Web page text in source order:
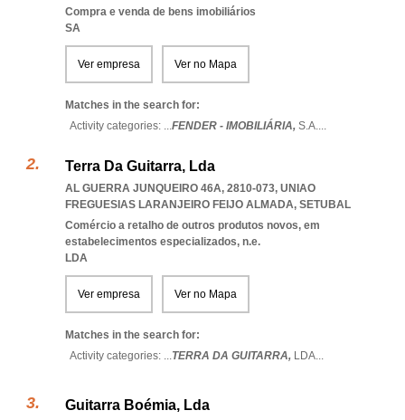
Compra e venda de bens imobiliários
SA
Ver empresa Ver no Mapa
Matches in the search for:
Activity categories: ...FENDER - IMOBILIÁRIA, S.A....
Terra Da Guitarra, Lda
AL GUERRA JUNQUEIRO 46A, 2810-073, UNIAO
FREGUESIAS LARANJEIRO FEIJO ALMADA, SETUBAL
Comércio a retalho de outros produtos novos, em
estabelecimentos especializados, n.e.
LDA
Ver empresa Ver no Mapa
Matches in the search for:
Activity categories: ...TERRA DA GUITARRA, LDA...
Guitarra Boémia, Lda